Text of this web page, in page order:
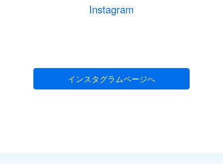
Instagram
インスタグラムページへ